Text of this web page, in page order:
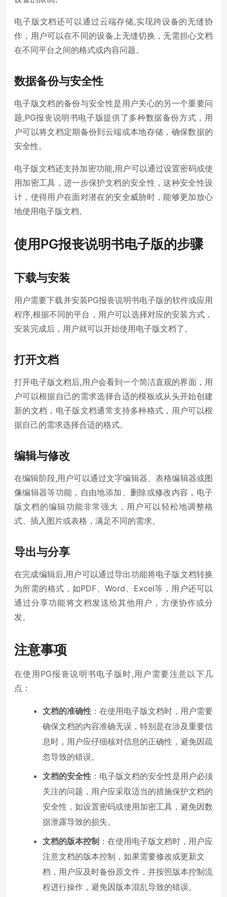
电子版文档还可以通过云端存储,实现跨设备的无缝协
作，用户可以在不同的设备上无缝切换，无需担心文档
在不同平台之间的格式或内容问题。
数据备份与安全性
电子版文档的备份与安全性是用户关心的另一个重要问
题,PG报丧说明书电子版提供了多种数据备份方式，用
户可以将文档定期备份到云端或本地存储，确保数据的
安全性。
电子版文档还支持加密功能,用户可以通过设置密码或使
用加密工具，进一步保护文档的安全性，这种安全性设
计，使得用户在面对潜在的安全威胁时，能够更加放心
地使用电子版文档。
使用PG报丧说明书电子版的步骤
下载与安装
用户需要下载并安装PG报丧说明书电子版的软件或应用
程序,根据不同的平台，用户可以选择对应的安装方式，
安装完成后，用户就可以开始使用电子版文档了。
打开文档
打开电子版文档后,用户会看到一个简洁直观的界面，用
户可以根据自己的需求选择合适的模板或从头开始创建
新的文档，电子版文档通常支持多种格式，用户可以根
据自己的需求选择合适的格式。
编辑与修改
在编辑阶段,用户可以通过文字编辑器、表格编辑器或图
像编辑器等功能，自由地添加、删除或修改内容，电子
版文档的编辑功能非常强大，用户可以轻松地调整格
式、插入图片或表格，满足不同的需求。
导出与分享
在完成编辑后,用户可以通过导出功能将电子版文档转换
为所需的格式，如PDF、Word、Excel等，用户还可以
通过分享功能将文档发送给其他用户，方便协作或分
发。
注意事项
在使用PG报丧说明书电子版时,用户需要注意以下几
点：
文档的准确性 ：在使用电子版文档时，用户需要
确保文档的内容准确无误，特别是在涉及重要信
息时，用户应仔细核对信息的正确性，避免因疏
忽导致的错误。
文档的安全性 ：电子版文档的安全性是用户必须
关注的问题，用户应采取适当的措施保护文档的
安全性，如设置密码或使用加密工具，避免因数
据泄露导致的损失。
文档的版本控制 ：在使用电子版文档时，用户应
注意文档的版本控制，如果需要修改或更新文
档，用户应及时备份原文件，并按照版本控制流
程进行操作，避免因版本混乱导致的错误。